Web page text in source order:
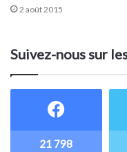
2 août 2015
Suivez-nous sur
21 798